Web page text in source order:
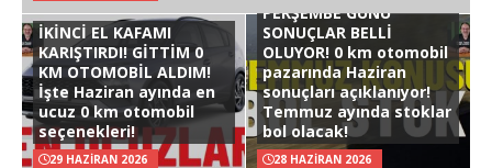
İKİNCİ EL KAFAMI
KARIŞTIRDI! GİTTİM 0
KM OTOMOBİL ALDIM!
İşte Haziran ayında en
ucuz 0 km otomobil
seçenekleri!
29 HAZIRAN 2026
PERŞEMBE GÜNÜ
SONUÇLAR BELLİ
OLUYOR! 0 km otomobil
pazarında Haziran
sonuçları açıklanıyor!
Temmuz ayında stoklar
bol olacak!
28 HAZIRAN 2026